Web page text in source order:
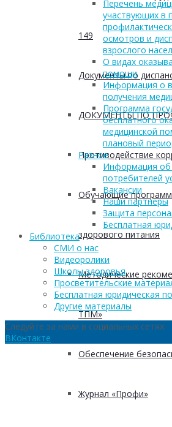
149
Документы по
ДОКУМЕНТЫ ПО
Противодействие
Обучающие
здорового питания
Методические
ТПМ»
Обеспечение
Журнал «Профи»
Перечень
участвующих в
осмотров и
взрослого
О видах
помощи
Информация о
получения
Программа
бесплатного
медицинской
плановый
Разное
Информация об
потребителей
Вакансии
Наши партнеры
Защита
Бесплатная
Библиотека
СМИ о нас
Видеоролики
Школы здоровья
Просветительские
Бесплатная юридическая
Другие материалы
Следуйте за нами в социальных сетях:
ВКонтакте